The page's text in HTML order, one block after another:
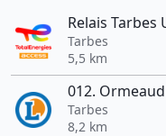
Relais Tarbes
Tarbes
5,5 km
012.
Tarbes
8,2 km